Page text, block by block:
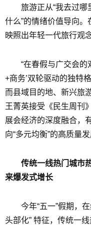
旅游正从“我去过哪
什么”的情绪价值导向。
映照出年轻一代旅行观
“在春假与广交会的
+商务’双轮驱动的独特
而县域目的地、新兴旅
王菁英接受《民生周刊
展会经济的深度融合，
向“多元均衡”的高质量发
传统一线热门城市
来爆发式增长
今年“五一”假期，
头部化” 特征，传统一